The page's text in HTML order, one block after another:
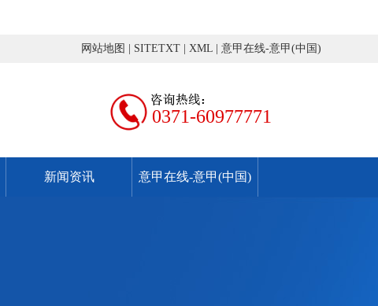
网站地图 SITETXT XML 意甲在线-意甲(中国)
0371-60977771
新闻资讯 意甲在线-意甲(中国)